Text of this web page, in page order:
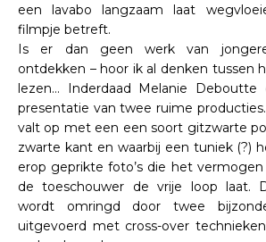
een lavabo langzaam laat
filmpje betreft.
Is er dan geen werk van
ontdekken – hoor ik al denken tussen
lezen… Inderdaad Melanie
presentatie van twee ruime
valt op met een een soort gitzwarte
zwarte kant en waarbij een tuniek (?)
erop geprikte foto’s die het vermogen
de toeschouwer de vrije loop laat.
wordt omringd door twee
uitgevoerd met cross-over